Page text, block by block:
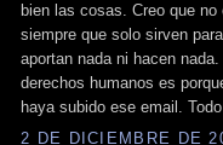
bien las cosas. Creo que
siempre que solo sirven
aportan nada ni hacen
derechos humanos es
haya subido ese email.
2 DE DICIEMBRE DE